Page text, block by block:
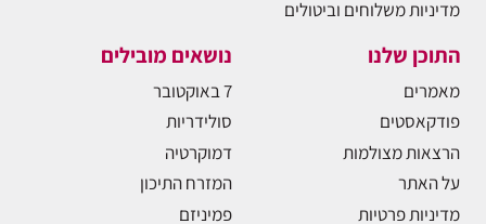
מדיניות משלוחים וביטולים
התוכן שלנו
מאמרים
פודקאסטים
הרצאות מצולמות
על האתר
מדיניות פרטיות
נושאים מובילים
7 באוקטובר
סולידריות
דמוקרטיה
המזרח התיכון
פמיניזם